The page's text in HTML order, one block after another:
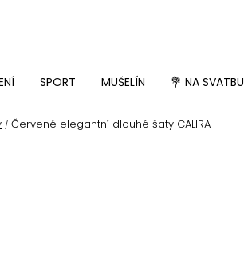
SPORT MUŠELÍN 💐 NA SVATBU
/ Červené elegantní dlouhé šaty CALIRA